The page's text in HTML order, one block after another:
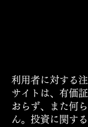
利用者に対する
サイトは、有価
おらず、また何
ん。投資に関す